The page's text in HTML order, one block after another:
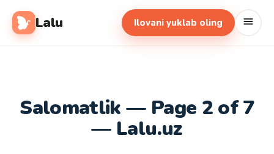
Lalu Ilovani yuklab oling
Salomatlik — Page 2 of 7
— Lalu.uz